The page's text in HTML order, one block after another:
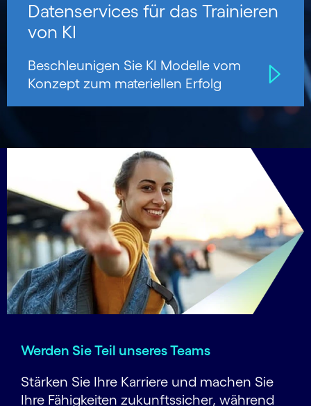
Datenservices für das Trainieren
von KI
Beschleunigen Sie KI Modelle vom
Konzept zum materiellen Erfolg
Werden Sie Teil unseres Teams
Stärken Sie Ihre Karriere und machen Sie
Ihre Fähigkeiten zukunftssicher, während